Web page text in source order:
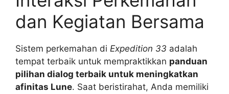
dan Kegiatan Bersama
Sistem perkemahan di Expedition 33 adalah
tempat terbaik untuk mempraktikkan panduan
pilihan dialog terbaik untuk meningkatkan
afinitas Lune. Saat beristirahat, Anda memiliki